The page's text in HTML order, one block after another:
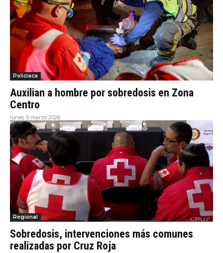
Policiaca
Auxilian a hombre por sobredosis en Zona
Centro
lunes 9 marzo 2026
Regional
Sobredosis, intervenciones más comunes
realizadas por Cruz Roja